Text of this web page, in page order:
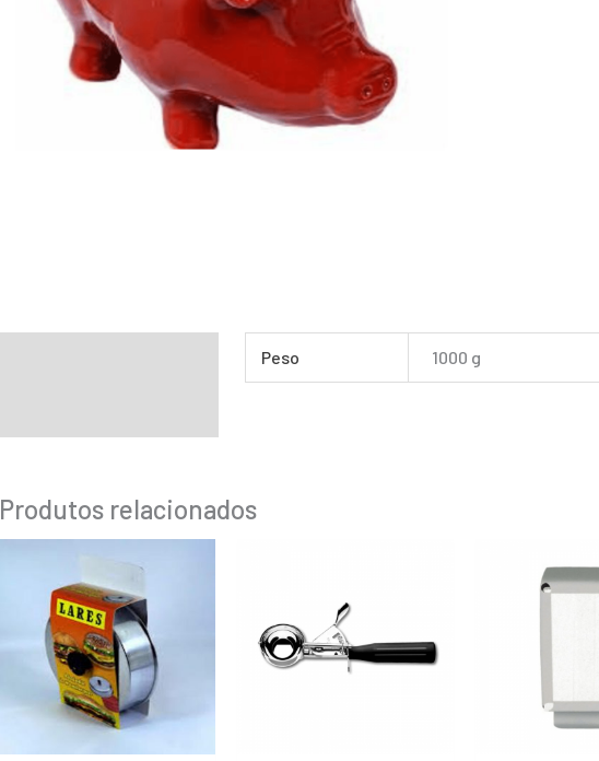
Peso 1000 g
Produtos relacionados